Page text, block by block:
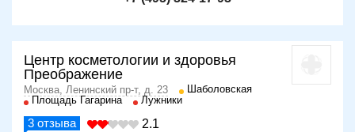
Центр косметологии и здоровья
Преображение
Москва, Ленинский пр-т, д. 23
Шаболовская
Площадь Гагарина
Лужники
3 отзыва 2.1